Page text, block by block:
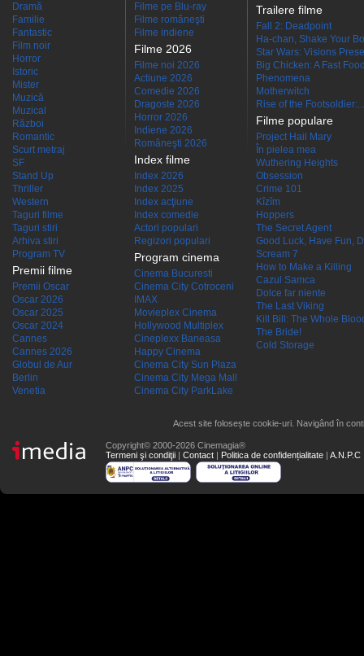
Dramă
Familie
Fantastic
Film noir
Horror
Istoric
Mister
Muzică
Muzical
Război
Romantic
Scurt metraj
SF
Stand Up
Thriller
Western
Taguri filme
Taguri stiri
Arhiva stiri
Program TV
Premii filme
Premii Oscar
Oscar 2026
Oscar 2025
Oscar 2024
Cannes
Cannes 2026
Globul de Aur
Berlin
Venetia
Filme pe Blu-ray
Filme româneşti
Filme indiene
Filme 2026
Filme noi 2026
Actiune 2026
Comedie 2026
Dragoste 2026
Horror 2026
Indiene 2026
Româneşti 2026
Index filme
Index 2026
Index 2025
Index acţiune
Index comedie
Actori populari
Regizori populari
Program cinema
Cinema Bucuresti
Cinema City Cotroceni
IMAX
Movieplex Cinema
Hollywood Multiplex
Cineplexx Baneasa
Happy Cinema
Cinema City Sun Plaza
Cinema City Mega Mall
Cinema City ParkLake
Trailere filme
Fall 2: Deadpoint
Ha-chan, Shake Your
Star Wars: Visions
Big Chicken: A Fast
Phenomena
Motherwitch
Rise of the Footsoldier:...
Filme populare
Project Hail Mary
În pielea mea
Wuthering Heights
Obsession
Crime 101
Kîzîm
Hoppers
The Secret Agent
Good Luck, Have Fun,
Scream 7
How to Make a Killing
Cazul Samca
Dolce far niente
The Last Viking
Kill Bill: The Whole
The Bride!
Cold Storage
Acest site folosește cookie-uri. Navigând în
Copyright© 2000-2026 Cinemagia®
Termeni şi condiţii | Contact | Politica de confidențialitate | A.N.P.C